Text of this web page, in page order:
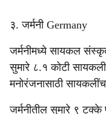
३. जर्मनी Germany
जर्मनीमध्ये सायकल
सुमारे ८.१ कोटी
मनोरंजनासाठी
जर्मनीतील सुमारे ९ टक्के